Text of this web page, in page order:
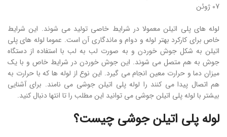
07 ژوئن
لوله های پلی اتیلن معمولا در شرایط خاصی تولید می شوند. این شرایط
خاص برای کارکرد بهتر لوله و دوام و ماندگاری آن است. عموما لوله های پلی
اتیلن به شکل جوش خوردن و به صورت لب به لب با استفاده از دستگاه
جوش به هم متصل می شوند. این جوش خوردن در شرایط خاص و با یک
میزان دما و حرارت معین انجام می گیرد. این نوع از لوله ها که با حرارت به
هم اتصال پیدا می کنند را لوله پلی اتیلن جوشی می نامند. برای آشنایی
بیشتر با لوله پلی اتیلن جوشی می توانید این مطلب را تا انتها دنبال کنید.
لوله پلی اتیلن جوشی چیست؟